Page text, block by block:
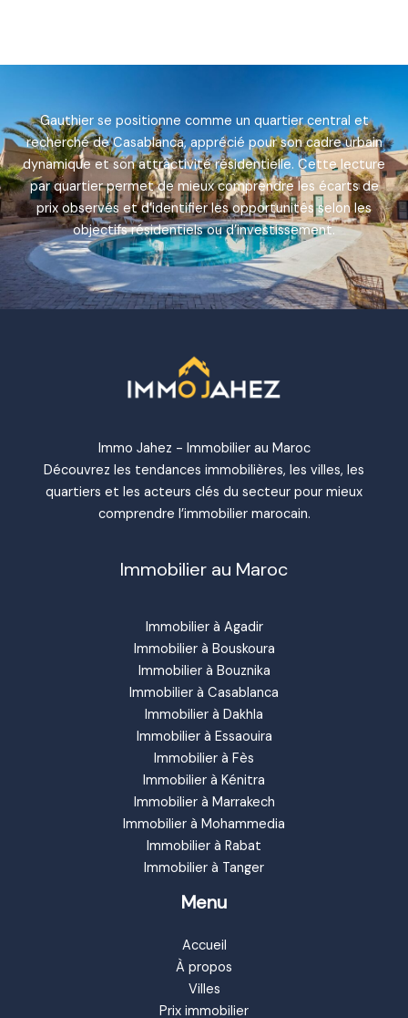
Gauthier se positionne comme un quartier central et
recherché de Casablanca, apprécié pour son cadre urbain
dynamique et son attractivité résidentielle. Cette lecture
par quartier permet de mieux comprendre les écarts de
prix observés et d’identifier les opportunités selon les
objectifs résidentiels ou d’investissement.
Immo Jahez - Immobilier au Maroc
Découvrez les tendances immobilières, les villes, les
quartiers et les acteurs clés du secteur pour mieux
comprendre l’immobilier marocain.
Immobilier au Maroc
Immobilier à Agadir
Immobilier à Bouskoura
Immobilier à Bouznika
Immobilier à Casablanca
Immobilier à Dakhla
Immobilier à Essaouira
Immobilier à Fès
Immobilier à Kénitra
Immobilier à Marrakech
Immobilier à Mohammedia
Immobilier à Rabat
Immobilier à Tanger
Menu
Accueil
À propos
Villes
Prix immobilier